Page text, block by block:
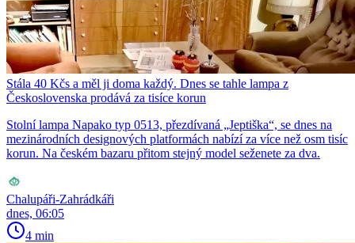
Stála 40 Kčs a měl ji doma každý. Dnes se tahle lampa z
Československa prodává za tisíce korun
Stolní lampa Napako typ 0513, přezdívaná „Jeptiška“, se dnes na
mezinárodních designových platformách nabízí za více než osm tisíc
korun. Na českém bazaru přitom stejný model seženete za dva.
Chalupáři-Zahrádkáři
dnes, 06:05
4 min